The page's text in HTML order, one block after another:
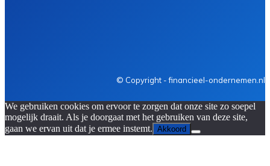
© Copyright - financieel-ondernemen.nl
We gebruiken cookies om ervoor te zorgen dat onze site zo soepel
mogelijk draait. Als je doorgaat met het gebruiken van deze site,
gaan we ervan uit dat je ermee instemt. Akkoord